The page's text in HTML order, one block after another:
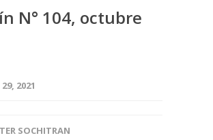
N° 104, octubre
2021
SOCHITRAN